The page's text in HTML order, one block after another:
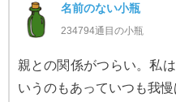
名前のない小瓶
234794通目の小瓶
親との関係がつらい。私
いうのもあっていつも我